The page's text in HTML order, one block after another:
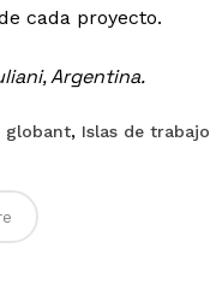
cada proyecto.
Argentina.
globant, Islas de trabajo